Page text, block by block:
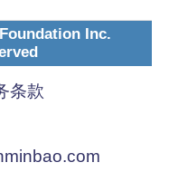
Inc.
条款